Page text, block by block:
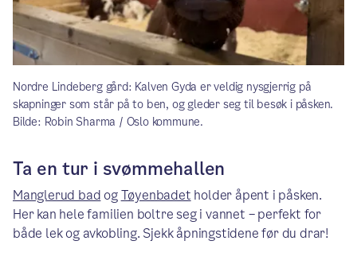
Nordre Lindeberg gård: Kalven Gyda er veldig nysgjerrig på
skapninger som står på to ben, og gleder seg til besøk i påsken.
Bilde: Robin Sharma / Oslo kommune.
Ta en tur i svømmehallen
Manglerud badogTøyenbadet holder åpent i påsken.
Her kan hele familien boltre seg i vannet – perfekt for
både lek og avkobling. Sjekk åpningstidene før du drar!